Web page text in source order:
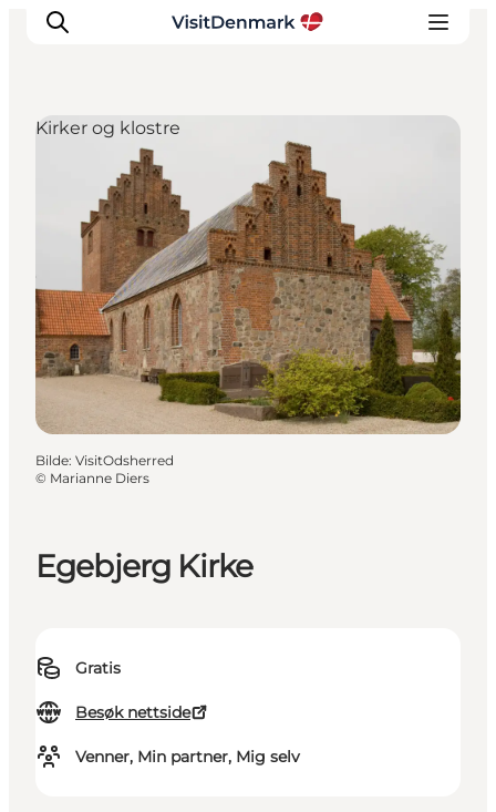
Inspirasjon
Reisemål
Aktiviteter
Overnatting
Planlegg reisen
Egebjerg Kirke
Gratis
Besøk nettside
Venner, Min partner, Mig selv
Kirker og klostre
Bilde: VisitOdsherred
© Marianne Diers